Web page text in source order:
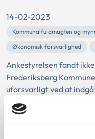
14-02-2023
Kommunalfuldmagten og
Økonomisk forsvarlighed
Ankestyrelsen fandt
Frederiksberg
uforsvarligt ved at
ændre en forkøbsret til
fonden.